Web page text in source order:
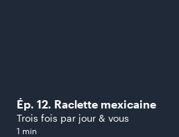
Ép. 12. Raclette mexicaine
Trois fois par jour & vous
1 min